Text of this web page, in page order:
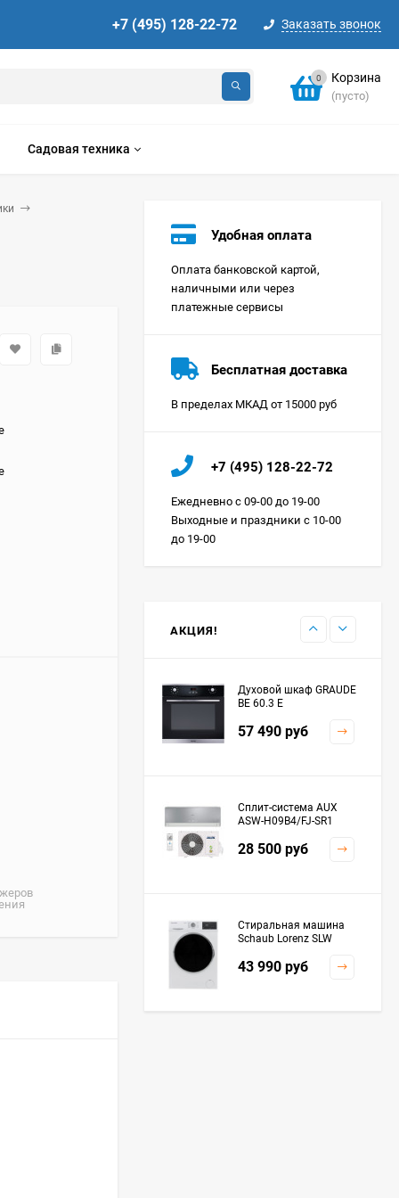
+7 (495) 128-22-72 Заказать звонок
0 Корзина
(пусто)
Садовая техника
Удобная оплата
Оплата банковской картой,
наличными или через
платежные сервисы
Бесплатная доставка
В пределах МКАД от 15000 руб
+7 (495) 128-22-72
Ежедневно с 09-00 до 19-00
Выходные и праздники с 10-00
до 19-00
АКЦИЯ!
Цена по
ORGS2DBHFSS
запросу
Духовой шкаф GRAUDE
BE 60.3 E
57 490 руб
Сплит-система AUX
ASW-H09B4/FJ-SR1
28 500 руб
Стиральная машина
Schaub Lorenz SLW
43 990 руб